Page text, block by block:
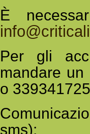
È
Per gli
mandare
o
sms):